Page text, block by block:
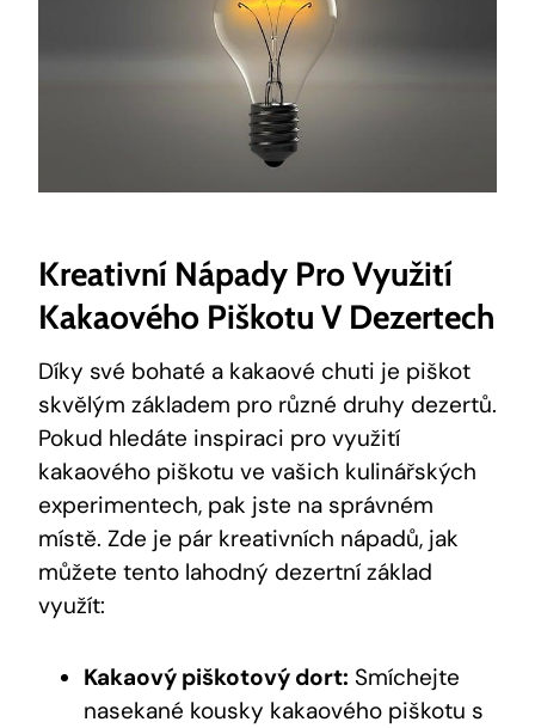
Kreativní Nápady Pro Využití
Kakaového Piškotu V Dezertech
Díky své bohaté a kakaové chuti je piškot
skvělým základem pro různé druhy dezertů.
Pokud hledáte inspiraci pro využití
kakaového piškotu ve vašich kulinářských
experimentech, pak jste na správném
místě. Zde je pár kreativních nápadů, jak
můžete tento lahodný dezertní základ
využít:
Kakaový piškotový dort: Smíchejte
nasekané kousky kakaového piškotu s